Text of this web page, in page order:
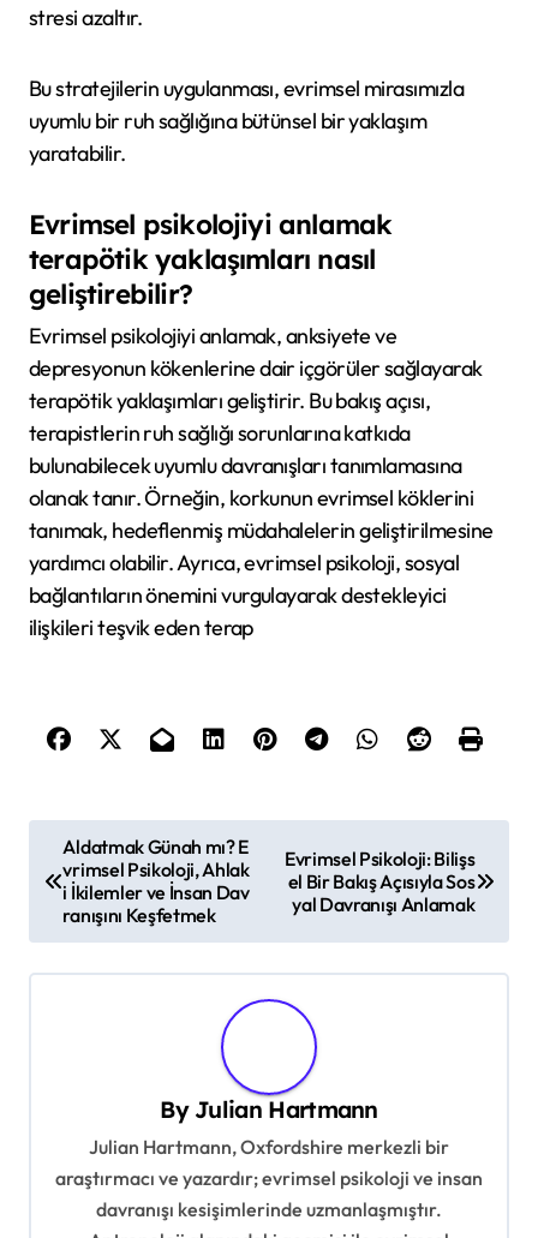
stresi azaltır.
Bu stratejilerin uygulanması, evrimsel mirasımızla
uyumlu bir ruh sağlığına bütünsel bir yaklaşım
yaratabilir.
Evrimsel psikolojiyi anlamak
terapötik yaklaşımları nasıl
geliştirebilir?
Evrimsel psikolojiyi anlamak, anksiyete ve
depresyonun kökenlerine dair içgörüler sağlayarak
terapötik yaklaşımları geliştirir. Bu bakış açısı,
terapistlerin ruh sağlığı sorunlarına katkıda
bulunabilecek uyumlu davranışları tanımlamasına
olanak tanır. Örneğin, korkunun evrimsel köklerini
tanımak, hedeflenmiş müdahalelerin geliştirilmesine
yardımcı olabilir. Ayrıca, evrimsel psikoloji, sosyal
bağlantıların önemini vurgulayarak destekleyici
ilişkileri teşvik eden terap
o
Aldatmak Günah mı? E
vrimsel Psikoloji, Ahlak
i İkilemler ve İnsan Dav
ranışını Keşfetmek
Evrimsel Psikoloji: Bilişs
el Bir Bakış Açısıyla Sos
yal Davranışı Anlamak
By Julian Hartmann
Julian Hartmann, Oxfordshire merkezli bir
araştırmacı ve yazardır; evrimsel psikoloji ve insan
davranışı kesişimlerinde uzmanlaşmıştır.